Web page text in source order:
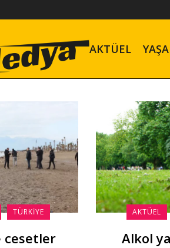
AKTÜEL
TÜRKIYE
cesetler
AKTÜEL
Alkol